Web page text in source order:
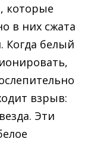
которые
в них сжата
Когда белый
взрыв:
Эти